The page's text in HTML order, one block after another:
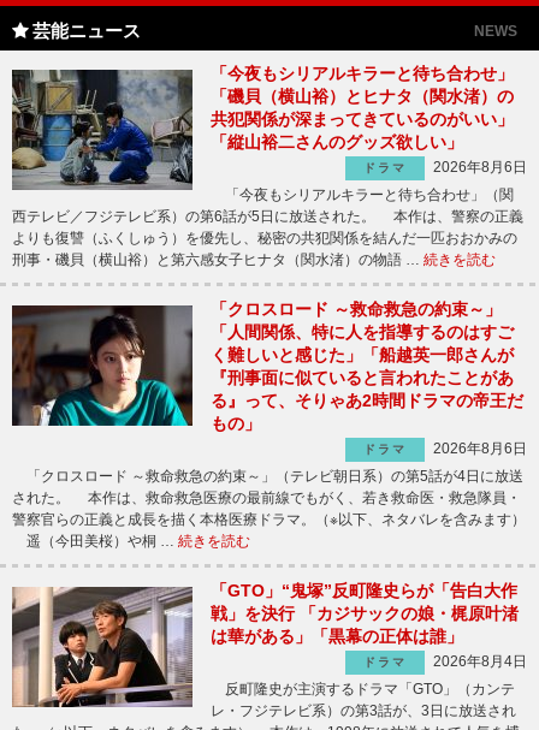
芸能ニュース NEWS
「今夜もシリアルキラーと待ち合わせ」
「磯貝（横山裕）とヒナタ（関水渚）の
共犯関係が深まってきているのがいい」
「縦山裕二さんのグッズ欲しい」
ドラマ
2026年8月6日
「今夜もシリアルキラーと待ち合わせ」（関
西テレビ／フジテレビ系）の第6話が5日に放送された。 本作は、警察の正義
よりも復讐（ふくしゅう）を優先し、秘密の共犯関係を結んだ一匹おおかみの
刑事・磯貝（横山裕）と第六感女子ヒナタ（関水渚）の物語 … 続きを読む
「クロスロード ～救命救急の約束～」
「人間関係、特に人を指導するのはすご
く難しいと感じた」「船越英一郎さんが
『刑事面に似ていると言われたことがあ
る』って、そりゃあ2時間ドラマの帝王だ
もの」
ドラマ
2026年8月6日
「クロスロード ～救命救急の約束～」（テレビ朝日系）の第5話が4日に放送
された。 本作は、救命救急医療の最前線でもがく、若き救命医・救急隊員・
警察官らの正義と成長を描く本格医療ドラマ。（※以下、ネタバレを含みます）
遥（今田美桜）や桐 … 続きを読む
「GTO」“鬼塚”反町隆史らが「告白大作
戦」を決行 「カジサックの娘・梶原叶渚
は華がある」「黒幕の正体は誰」
ドラマ
2026年8月4日
反町隆史が主演するドラマ「GTO」（カンテ
レ・フジテレビ系）の第3話が、3日に放送され